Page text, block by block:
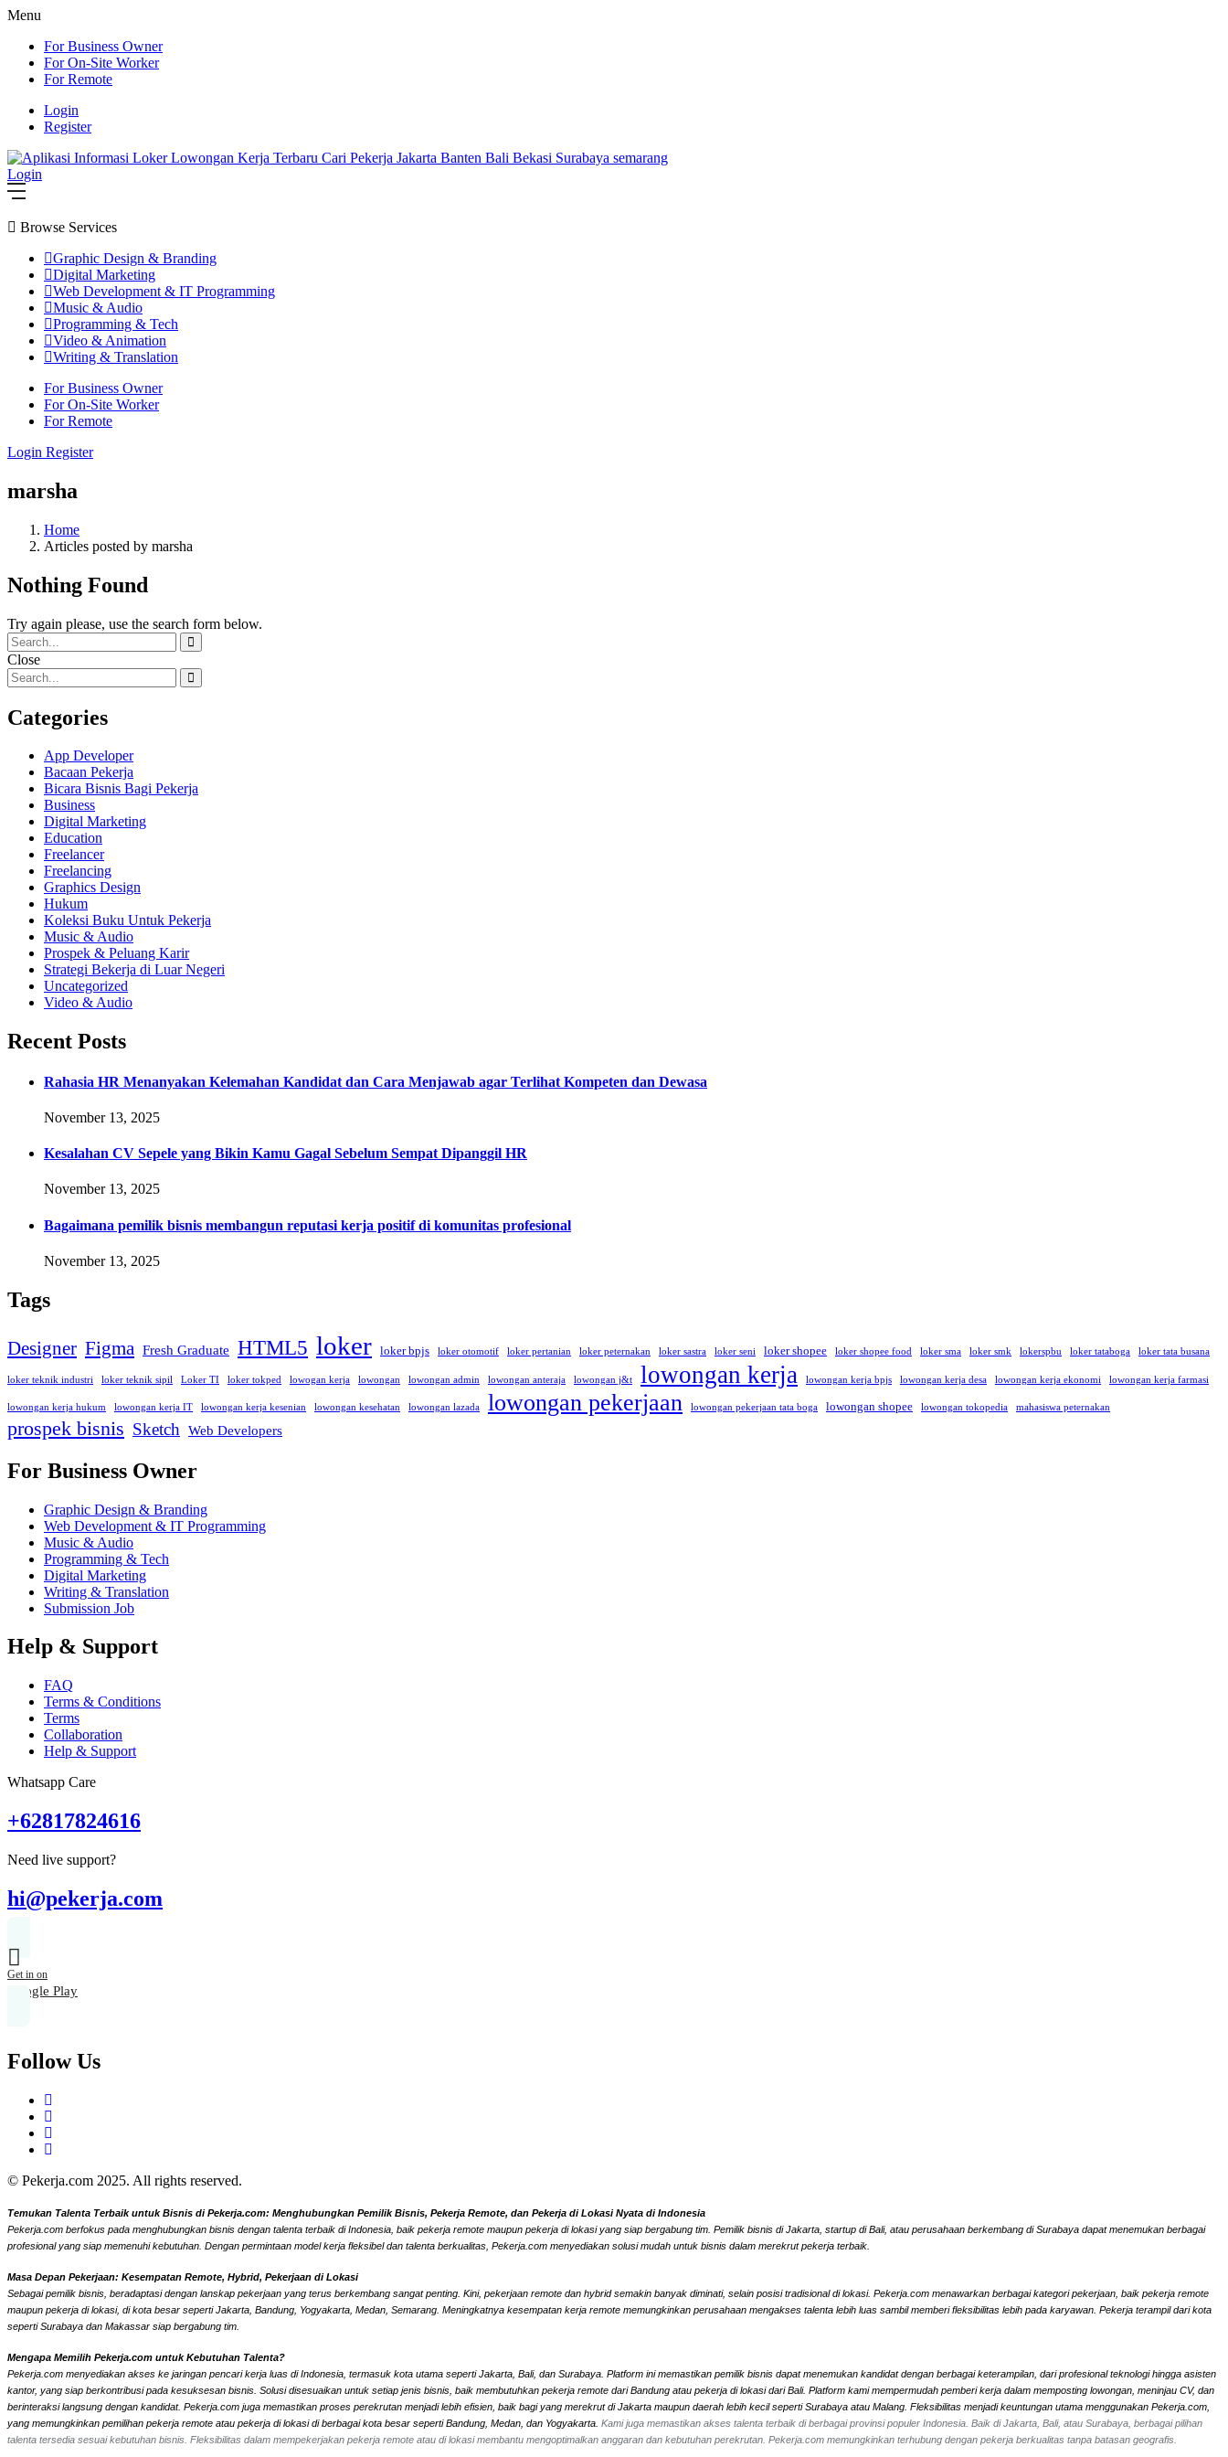
Menu
For Business Owner
For On-Site Worker
For Remote
Login
Register
Login
Browse Services
Graphic Design & Branding
Digital Marketing
Web Development & IT Programming
Music & Audio
Programming & Tech
Video & Animation
Writing & Translation
For Business Owner
For On-Site Worker
For Remote
Login Register
marsha
Home
Articles posted by marsha
Nothing Found
Try again please, use the search form below.
Close
Categories
App Developer
Bacaan Pekerja
Bicara Bisnis Bagi Pekerja
Business
Digital Marketing
Education
Freelancer
Freelancing
Graphics Design
Hukum
Koleksi Buku Untuk Pekerja
Music & Audio
Prospek & Peluang Karir
Strategi Bekerja di Luar Negeri
Uncategorized
Video & Audio
Recent Posts
Rahasia HR Menanyakan Kelemahan Kandidat dan Cara Menjawab agar Terlihat Kompeten dan Dewasa
November 13, 2025
Kesalahan CV Sepele yang Bikin Kamu Gagal Sebelum Sempat Dipanggil HR
November 13, 2025
Bagaimana pemilik bisnis membangun reputasi kerja positif di komunitas profesional
November 13, 2025
Tags
Designer Figma Fresh Graduate HTML5 loker loker bpjs loker otomotif loker pertanian loker peternakan loker sastra loker seni loker shopee loker shopee food loker sma loker smk lokerspbu loker tataboga loker tata busana
loker teknik industri loker teknik sipil Loker TI loker tokped lowogan kerja lowongan lowongan admin lowongan anteraja lowongan j&t lowongan kerja lowongan kerja bpjs lowongan kerja desa lowongan kerja ekonomi lowongan kerja farmasi
lowongan kerja hukum lowongan kerja IT lowongan kerja kesenian lowongan kesehatan lowongan lazada lowongan pekerjaan lowongan pekerjaan tata boga lowongan shopee lowongan tokopedia mahasiswa peternakan
prospek bisnis Sketch Web Developers
For Business Owner
Graphic Design & Branding
Web Development & IT Programming
Music & Audio
Programming & Tech
Digital Marketing
Writing & Translation
Submission Job
Help & Support
FAQ
Terms & Conditions
Terms
Collaboration
Help & Support
Whatsapp Care
+62817824616
Need live support?
hi@pekerja.com
Get in on
Google Play
Follow Us
© Pekerja.com 2025. All rights reserved.
Temukan Talenta Terbaik untuk Bisnis di Pekerja.com: Menghubungkan Pemilik Bisnis, Pekerja Remote, dan Pekerja di Lokasi Nyata di Indonesia
Pekerja.com berfokus pada menghubungkan bisnis dengan talenta terbaik di Indonesia, baik pekerja remote maupun pekerja di lokasi yang siap bergabung tim. Pemilik bisnis di Jakarta, startup di Bali, atau perusahaan berkembang di Surabaya dapat menemukan berbagai
profesional yang siap memenuhi kebutuhan. Dengan permintaan model kerja fleksibel dan talenta berkualitas, Pekerja.com menyediakan solusi mudah untuk bisnis dalam merekrut pekerja terbaik.
Masa Depan Pekerjaan: Kesempatan Remote, Hybrid, Pekerjaan di Lokasi
Sebagai pemilik bisnis, beradaptasi dengan lanskap pekerjaan yang terus berkembang sangat penting. Kini, pekerjaan remote dan hybrid semakin banyak diminati, selain posisi tradisional di lokasi. Pekerja.com menawarkan berbagai kategori pekerjaan, baik pekerja remote
maupun pekerja di lokasi, di kota besar seperti Jakarta, Bandung, Yogyakarta, Medan, Semarang. Meningkatnya kesempatan kerja remote memungkinkan perusahaan mengakses talenta lebih luas sambil memberi fleksibilitas lebih pada karyawan. Pekerja terampil dari kota
seperti Surabaya dan Makassar siap bergabung tim.
Mengapa Memilih Pekerja.com untuk Kebutuhan Talenta?
Pekerja.com menyediakan akses ke jaringan pencari kerja luas di Indonesia, termasuk kota utama seperti Jakarta, Bali, dan Surabaya. Platform ini memastikan pemilik bisnis dapat menemukan kandidat dengan berbagai keterampilan, dari profesional teknologi hingga asisten
kantor, yang siap berkontribusi pada kesuksesan bisnis. Solusi disesuaikan untuk setiap jenis bisnis, baik membutuhkan pekerja remote dari Bandung atau pekerja di lokasi dari Bali. Platform kami mempermudah pemberi kerja dalam memposting lowongan, meninjau CV, dan
berinteraksi langsung dengan kandidat. Pekerja.com juga memastikan proses perekrutan menjadi lebih efisien, baik bagi yang merekrut di Jakarta maupun daerah lebih kecil seperti Surabaya atau Malang. Fleksibilitas menjadi keuntungan utama menggunakan Pekerja.com,
yang memungkinkan pemilihan pekerja remote atau pekerja di lokasi di berbagai kota besar seperti Bandung, Medan, dan Yogyakarta. Kami juga memastikan akses talenta terbaik di berbagai provinsi populer Indonesia. Baik di Jakarta, Bali, atau Surabaya, berbagai pilihan
talenta tersedia sesuai kebutuhan bisnis. Fleksibilitas dalam mempekerjakan pekerja remote atau di lokasi membantu mengoptimalkan anggaran dan kebutuhan perekrutan. Pekerja.com memungkinkan terhubung dengan pekerja berkualitas tanpa batasan geografis.